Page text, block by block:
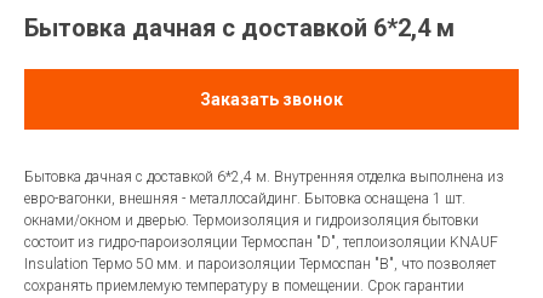
Бытовка дачная с доставкой 6*2,4 м
Заказать звонок
Бытовка дачная с доставкой 6*2,4 м. Внутренняя отделка выполнена из
евро-вагонки, внешняя - металлосайдинг. Бытовка оснащена 1 шт.
окнами/окном и дверью. Термоизоляция и гидроизоляция бытовки
состоит из гидро-пароизоляции Термоспан "D", теплоизоляции KNAUF
Insulation Термо 50 мм. и пароизоляции Термоспан "В", что позволяет
сохранять приемлемую температуру в помещении. Срок гарантии